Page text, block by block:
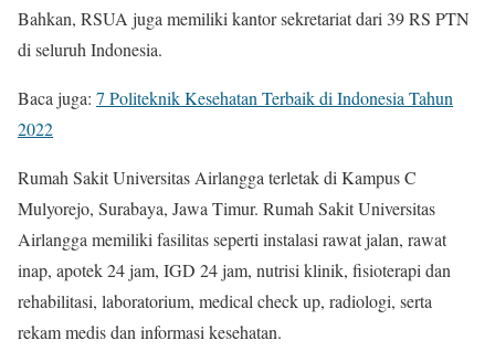
Bahkan, RSUA juga memiliki kantor sekretariat dari 39 RS PTN
di seluruh Indonesia.
Baca juga: 7 Politeknik Kesehatan Terbaik di Indonesia Tahun
2022
Rumah Sakit Universitas Airlangga terletak di Kampus C
Mulyorejo, Surabaya, Jawa Timur. Rumah Sakit Universitas
Airlangga memiliki fasilitas seperti instalasi rawat jalan, rawat
inap, apotek 24 jam, IGD 24 jam, nutrisi klinik, fisioterapi dan
rehabilitasi, laboratorium, medical check up, radiologi, serta
rekam medis dan informasi kesehatan.